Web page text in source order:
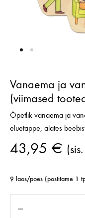
Vanaema ja
(viimased
Õpetlik vanaema ja
eluetappe, alates
43,95 €
9 laos/poes (postitame 1